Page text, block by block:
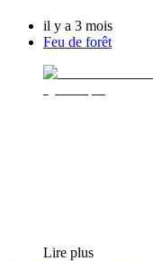
il y a 3 mois
Feu de forêt
Lire plus